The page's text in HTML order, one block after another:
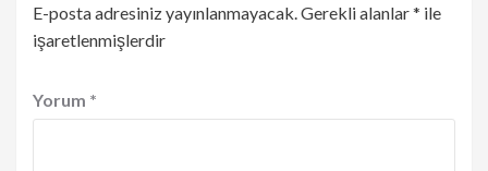
E-posta adresiniz yayınlanmayacak. Gerekli alanlar* ile
işaretlenmişlerdir
Yorum *